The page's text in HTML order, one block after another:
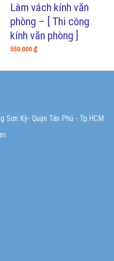
Làm vách kính văn
phòng – [ Thi công
kính văn phòng ]
550.000₫
Sơn Kỳ- Quận Tân Phú - Tp.HCM